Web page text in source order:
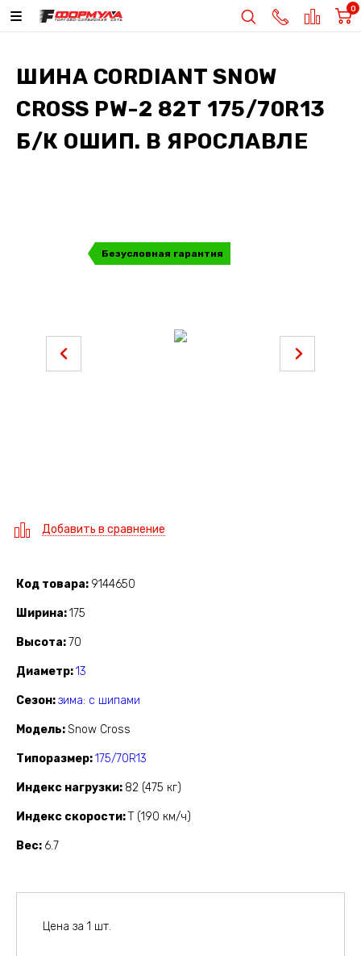
0
ШИНА CORDIANT SNOW
CROSS PW-2 82Т 175/70R13
Б/К ОШИП. В ЯРОСЛАВЛЕ
Безусловная гарантия
Добавить в сравнение
Код товара 9144650
Ширина 175
Высота 70
Диаметр 13
Сезон зима: с шипами
Модель Snow Cross
Типоразмер 175/70R13
Индекс нагрузки 82 (475 кг)
Индекс скорости T (190 км/ч)
Вес 6.7
Цена за 1 шт.